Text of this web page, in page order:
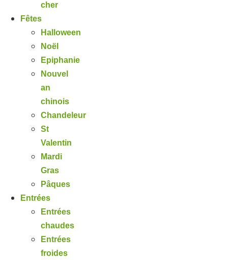
cher
Fêtes
Halloween
Noël
Epiphanie
Nouvel
an
chinois
Chandeleur
St
Valentin
Mardi
Gras
Pâques
Entrées
Entrées
chaudes
Entrées
froides